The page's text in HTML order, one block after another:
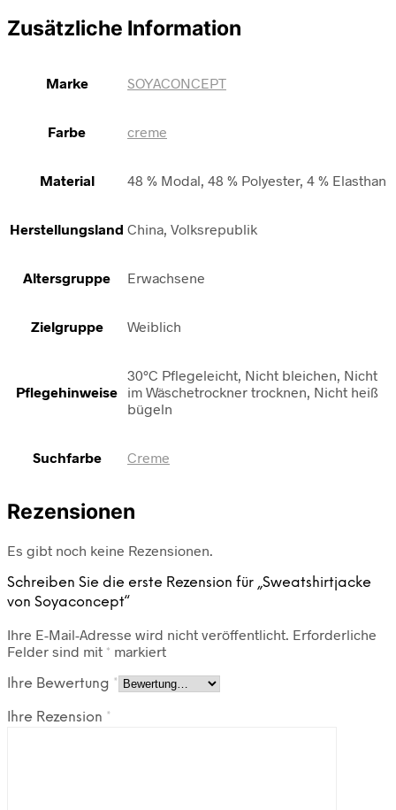
Zusätzliche Information
Marke SOYACONCEPT
Farbe creme
Material 48 % Modal, 48 % Polyester, 4 % Elasthan
Herstellungsland China, Volksrepublik
Altersgruppe Erwachsene
Zielgruppe Weiblich
Pflegehinweise
30°C Pflegeleicht, Nicht bleichen, Nicht
im Wäschetrockner trocknen, Nicht heiß
bügeln
Suchfarbe Creme
Rezensionen
Es gibt noch keine Rezensionen.
Schreiben Sie die erste Rezension für „Sweatshirtjacke
von Soyaconcept“
Ihre E-Mail-Adresse wird nicht veröffentlicht. Erforderliche
Felder sind mit * markiert
Ihre Bewertung *
Ihre Rezension *